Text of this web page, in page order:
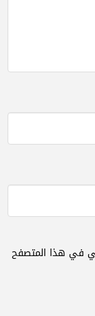
في هذا المتصفح